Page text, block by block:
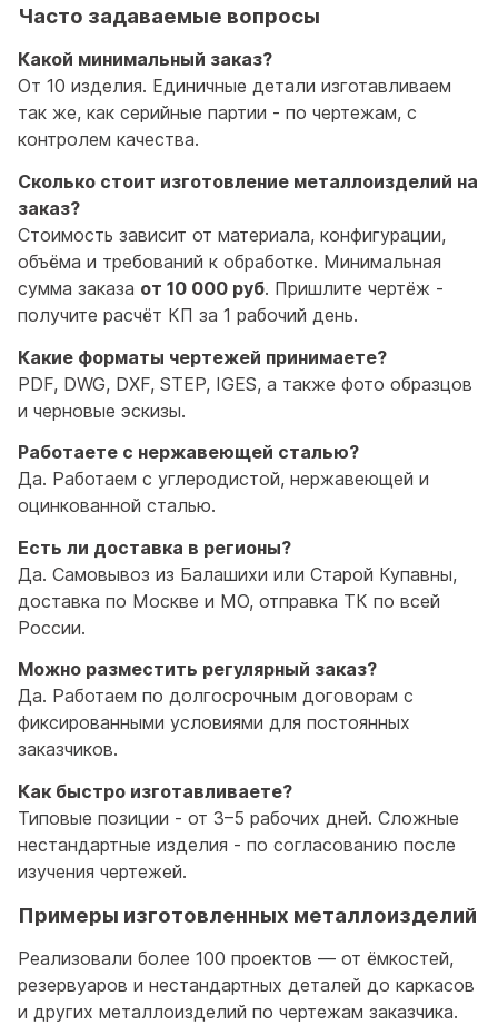
Часто задаваемые вопросы
Какой минимальный заказ?
От 10 изделия. Единичные детали изготавливаем
так же, как серийные партии - по чертежам, с
контролем качества.
Сколько стоит изготовление металлоизделий на
заказ?
Стоимость зависит от материала, конфигурации,
объёма и требований к обработке. Минимальная
сумма заказа от 10 000 руб. Пришлите чертёж -
получите расчёт КП за 1 рабочий день.
Какие форматы чертежей принимаете?
PDF, DWG, DXF, STEP, IGES, а также фото образцов
и черновые эскизы.
Работаете с нержавеющей сталью?
Да. Работаем с углеродистой, нержавеющей и
оцинкованной сталью.
Есть ли доставка в регионы?
Да. Самовывоз из Балашихи или Старой Купавны,
доставка по Москве и МО, отправка ТК по всей
России.
Можно разместить регулярный заказ?
Да. Работаем по долгосрочным договорам с
фиксированными условиями для постоянных
заказчиков.
Как быстро изготавливаете?
Типовые позиции - от 3–5 рабочих дней. Сложные
нестандартные изделия - по согласованию после
изучения чертежей.
Примеры изготовленных металлоизделий
Реализовали более 100 проектов — от ёмкостей,
резервуаров и нестандартных деталей до каркасов
и других металлоизделий по чертежам заказчика.